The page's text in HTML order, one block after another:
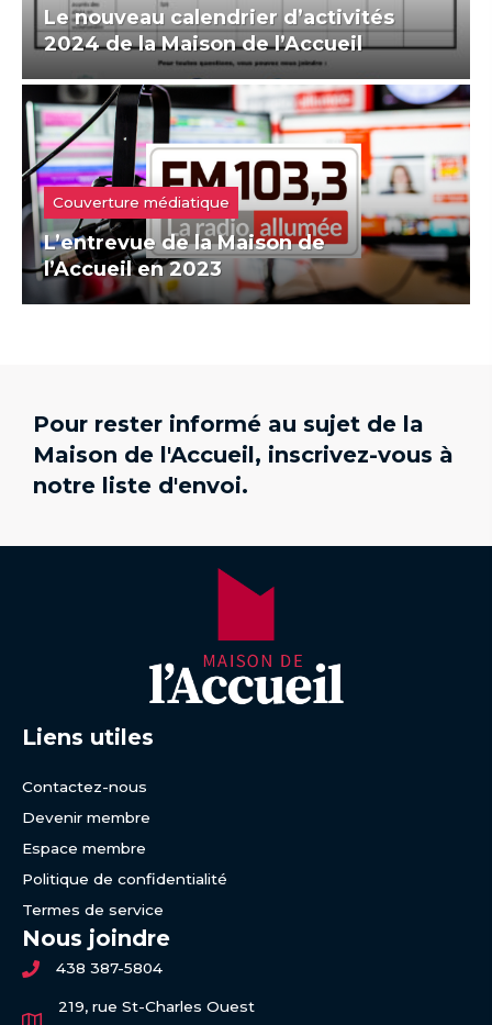
Le nouveau calendrier d’activités
2024 de la Maison de l’Accueil
Couverture médiatique
L’entrevue de la Maison de
l’Accueil en 2023
Pour rester informé au sujet de la
Maison de l'Accueil, inscrivez-vous à
notre liste d'envoi.
Nous joindre
438 387-5804
219, rue St-Charles Ouest
Liens utiles
Contactez-nous
Devenir membre
Espace membre
Politique de confidentialité
Termes de service